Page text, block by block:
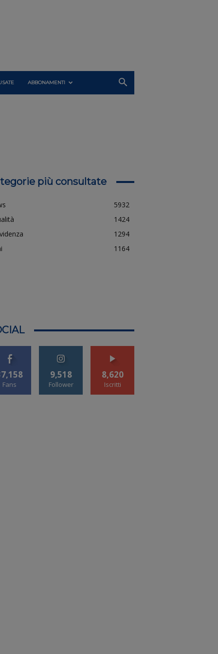
ABBONAMENTI
più consultate
5932
1424
1294
1164
Fans
9,518
Follower
8,620
Iscritti